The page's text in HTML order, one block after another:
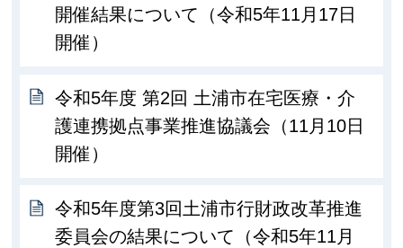
開催結果について（令和5年11月17日
開催）
令和5年度 第2回 土浦市在宅医療・介
護連携拠点事業推進協議会（11月10日
開催）
令和5年度第3回土浦市行財政改革推進
委員会の結果について（令和5年11月